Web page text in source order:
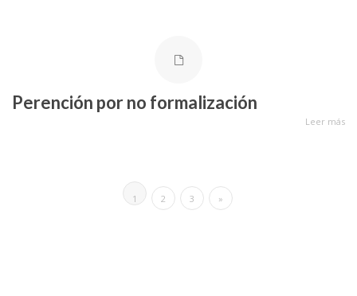
Perención por no formalización
Leer más
1 2 3 »